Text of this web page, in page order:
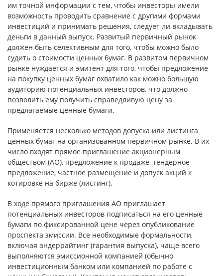
им точной информации с тем, чтобы инвесторы имели
возможность проводить сравнение с другими формами
инвестиций и принимать решения, следует ли вкладывать
деньги в данный выпуск. Развитый первичный рынок
должен быть селективным для того, чтобы можно было
судить о стоимости ценных бумаг. В развитом первичном
рынке нуждается и эмитент для того, чтобы предложение
на покупку ценных бумаг охватило как можно большую
аудиторию потенциальных инвесторов, что должно
позволить ему получить справедливую цену за
предлагаемые ценные бумаги.
Применяется несколько методов допуска или листинга
ценных бумаг на организованном первичном рынке. В их
число входят прямое приглашение акционерным
обществом (АО), предложение к продаже, тендерное
предложение, частное размещение и допуск акций к
котировке на бирже (листинг).
В ходе прямого приглашения АО приглашает
потенциальных инвесторов подписаться на его ценные
бумаги по фиксированной цене через опубликование
проспекта эмиссии. Все необходимые формальности,
включая андеррайтинг (гарантия выпуска), чаще всего
выполняются эмиссионной компанией (обычно
инвестиционным банком или компанией по работе с